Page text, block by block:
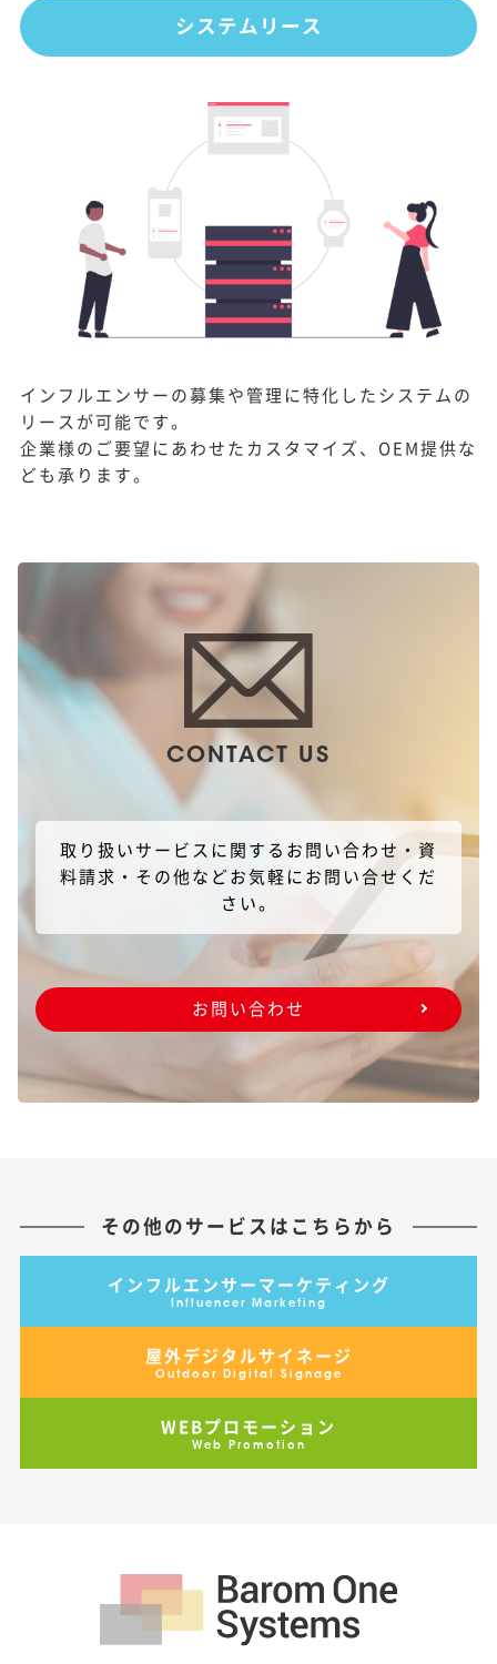
システムリース
インフルエンサーの募集や管理に特化したシステムの
リースが可能です。
企業様のご要望にあわせたカスタマイズ、OEM提供な
ども承ります。
CONTACT US
取り扱いサービスに関するお問い合わせ・資
料請求・その他などお気軽にお問い合せくだ
さい。
お問い合わせ
その他のサービスはこちらから
インフルエンサーマーケティング
Influencer Marketing
屋外デジタルサイネージ
Outdoor Digital Signage
WEBプロモーション
Web Promotion